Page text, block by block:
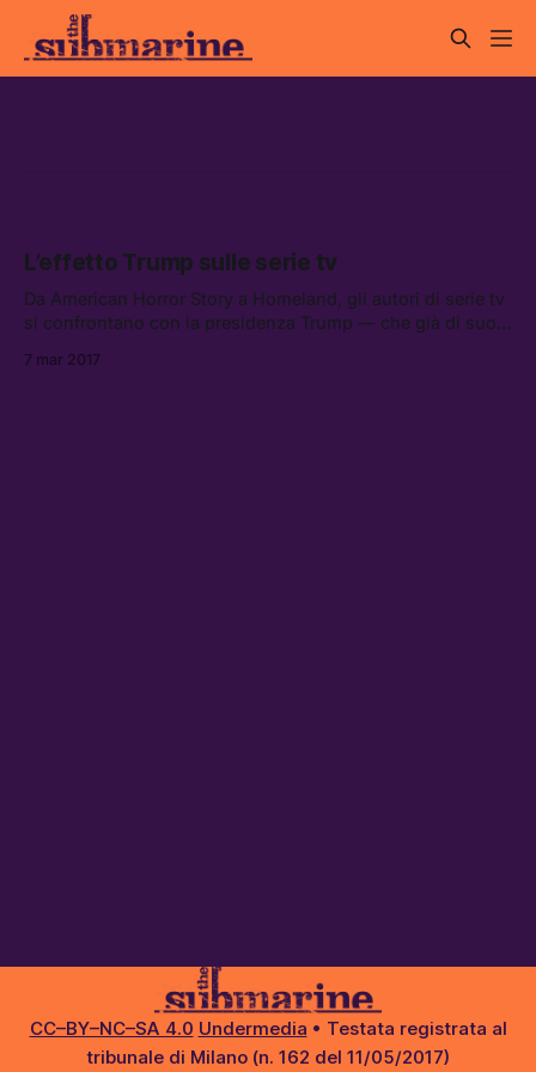
L’effetto Trump sulle serie tv
Da American Horror Story a Homeland, gli autori di serie tv
si confrontano con la presidenza Trump — che già di suo
7 mar 2017
CC–BY–NC–SA 4.0 Undermedia • Testata registrata al
tribunale di Milano (n. 162 del 11/05/2017)